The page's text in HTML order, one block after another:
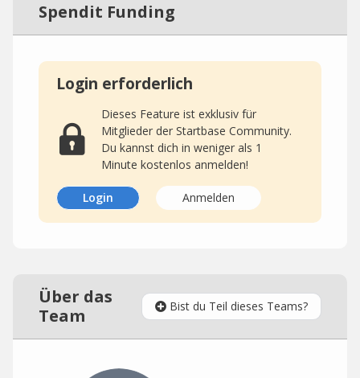
Spendit Funding
Login erforderlich
Dieses Feature ist exklusiv für
Mitglieder der Startbase Community.
Du kannst dich in weniger als 1
Minute kostenlos anmelden!
Login Anmelden
Über das
Team
Bist du Teil dieses Teams?